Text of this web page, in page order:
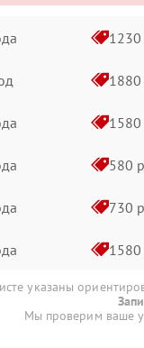
1230
1880
1580
580 р
730 р
1580
указаны
Мы проверим ваше